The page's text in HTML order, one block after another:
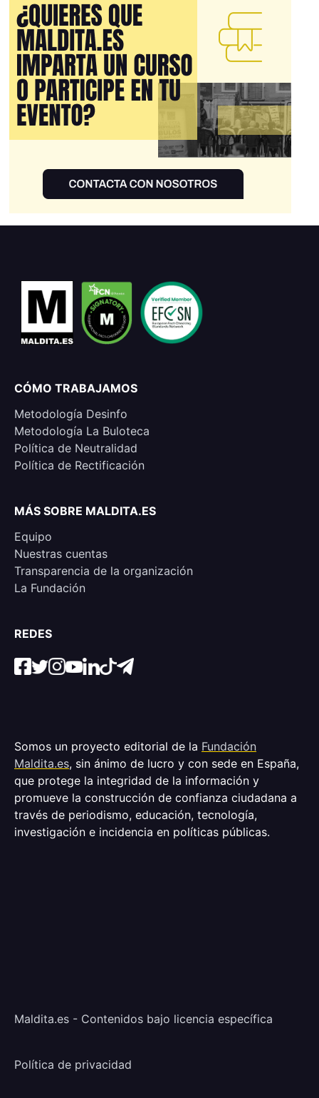
CÓMO TRABAJAMOS
Metodología Desinfo
Metodología La Buloteca
Política de Neutralidad
Política de Rectificación
MÁS SOBRE MALDITA.ES
Equipo
Nuestras cuentas
Transparencia de la organización
La Fundación
REDES
Somos un proyecto editorial de la Fundación
Maldita.es, sin ánimo de lucro y con sede en España,
que protege la integridad de la información y
promueve la construcción de confianza ciudadana a
través de periodismo, educación, tecnología,
investigación e incidencia en políticas públicas.
Maldita.es - Contenidos bajo licencia específica
Política de privacidad